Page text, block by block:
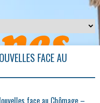
FACE AU
face au Chômage –